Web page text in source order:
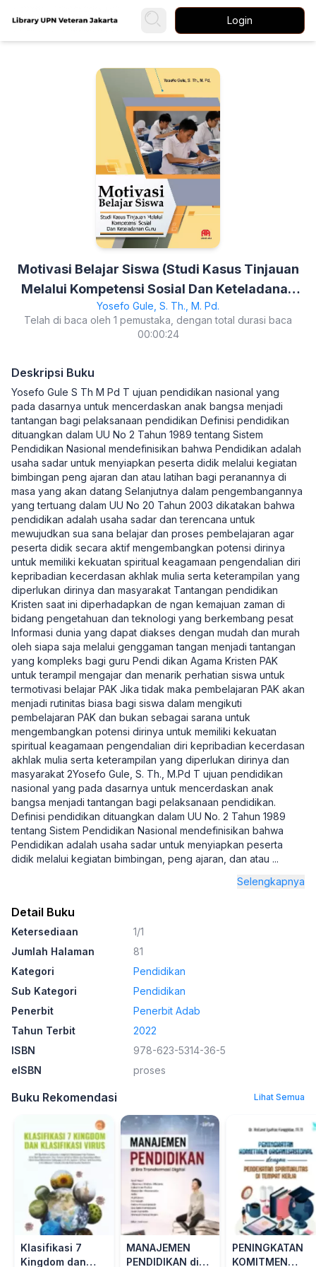
Login
Motivasi Belajar Siswa (Studi Kasus Tinjauan
Melalui Kompetensi Sosial Dan Keteladanan
Guru)
Yosefo Gule, S. Th., M. Pd.
Telah di baca oleh 1 pemustaka, dengan total durasi baca
00:00:24
Deskripsi Buku
Yosefo Gule S Th M Pd T ujuan pendidikan nasional yang
pada dasarnya untuk mencerdaskan anak bangsa menjadi
tantangan bagi pelaksanaan pendidikan Definisi pendidikan
dituangkan dalam UU No 2 Tahun 1989 tentang Sistem
Pendidikan Nasional mendefinisikan bahwa Pendidikan adalah
usaha sadar untuk menyiapkan peserta didik melalui kegiatan
bimbingan peng ajaran dan atau latihan bagi peranannya di
masa yang akan datang Selanjutnya dalam pengembangannya
yang tertuang dalam UU No 20 Tahun 2003 dikatakan bahwa
pendidikan adalah usaha sadar dan terencana untuk
mewujudkan sua sana belajar dan proses pembelajaran agar
peserta didik secara aktif mengembangkan potensi dirinya
untuk memiliki kekuatan spiritual keagamaan pengendalian diri
kepribadian kecerdasan akhlak mulia serta keterampilan yang
diperlukan dirinya dan masyarakat Tantangan pendidikan
Kristen saat ini diperhadapkan de ngan kemajuan zaman di
bidang pengetahuan dan teknologi yang berkembang pesat
Informasi dunia yang dapat diakses dengan mudah dan murah
oleh siapa saja melalui genggaman tangan menjadi tantangan
yang kompleks bagi guru Pendi dikan Agama Kristen PAK
untuk terampil mengajar dan menarik perhatian siswa untuk
termotivasi belajar PAK Jika tidak maka pembelajaran PAK akan
menjadi rutinitas biasa bagi siswa dalam mengikuti
pembelajaran PAK dan bukan sebagai sarana untuk
mengembangkan potensi dirinya untuk memiliki kekuatan
spiritual keagamaan pengendalian diri kepribadian kecerdasan
akhlak mulia serta keterampilan yang diperlukan dirinya dan
masyarakat 2Yosefo Gule, S. Th., M.Pd T ujuan pendidikan
nasional yang pada dasarnya untuk mencerdaskan anak
bangsa menjadi tantangan bagi pelaksanaan pendidikan.
Definisi pendidikan dituangkan dalam UU No. 2 Tahun 1989
tentang Sistem Pendidikan Nasional mendefinisikan bahwa
Pendidikan adalah usaha sadar untuk menyiapkan peserta
didik melalui kegiatan bimbingan, peng ajaran, dan atau ...
Selengkapnya
Detail Buku
Ketersediaan
1/1
Jumlah Halaman
81
Kategori
Pendidikan
Sub Kategori
Pendidikan
Penerbit
Penerbit Adab
Tahun Terbit
2022
ISBN
978-623-5314-36-5
eISBN
proses
Buku Rekomendasi Lihat Semua
Klasifikasi 7
Kingdom dan
MANAJEMEN
PENDIDIKAN di
PENINGKATAN
KOMITMEN